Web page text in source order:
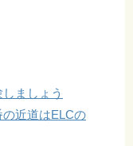
ましょう
近道はELCの